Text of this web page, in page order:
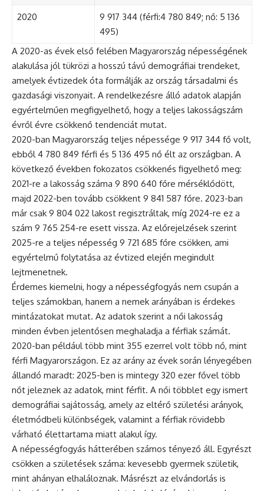
2020
9 917 344 (férfi:4 780 849; nő: 5 136
495)
A 2020-as évek első felében Magyarország népességének
alakulása jól tükrözi a hosszú távú demográfiai trendeket,
amelyek évtizedek óta formálják az ország társadalmi és
gazdasági viszonyait. A rendelkezésre álló adatok alapján
egyértelműen megfigyelhető, hogy a teljes lakosságszám
évről évre csökkenő tendenciát mutat.
2020-ban Magyarország teljes népessége 9 917 344 fő volt,
ebből 4 780 849 férfi és 5 136 495 nő élt az országban. A
következő években fokozatos csökkenés figyelhető meg:
2021-re a lakosság száma 9 890 640 főre mérséklődött,
majd 2022-ben tovább csökkent 9 841 587 főre. 2023-ban
már csak 9 804 022 lakost regisztráltak, míg 2024-re ez a
szám 9 765 254-re esett vissza. Az előrejelzések szerint
2025-re a teljes népesség 9 721 685 főre csökken, ami
egyértelmű folytatása az évtized elején megindult
lejtmenetnek.
Érdemes kiemelni, hogy a népességfogyás nem csupán a
teljes számokban, hanem a nemek arányában is érdekes
mintázatokat mutat. Az adatok szerint a női lakosság
minden évben jelentősen meghaladja a férfiak számát.
2020-ban például több mint 355 ezerrel volt több nő, mint
férfi Magyarországon. Ez az arány az évek során lényegében
állandó maradt: 2025-ben is mintegy 320 ezer fővel több
nőt jeleznek az adatok, mint férfit. A női többlet egy ismert
demográfiai sajátosság, amely az eltérő születési arányok,
életmódbeli különbségek, valamint a férfiak rövidebb
várható élettartama miatt alakul így.
A népességfogyás hátterében számos tényező áll. Egyrészt
csökken a születések száma: kevesebb gyermek születik,
mint ahányan elhaláloznak. Másrészt az elvándorlás is